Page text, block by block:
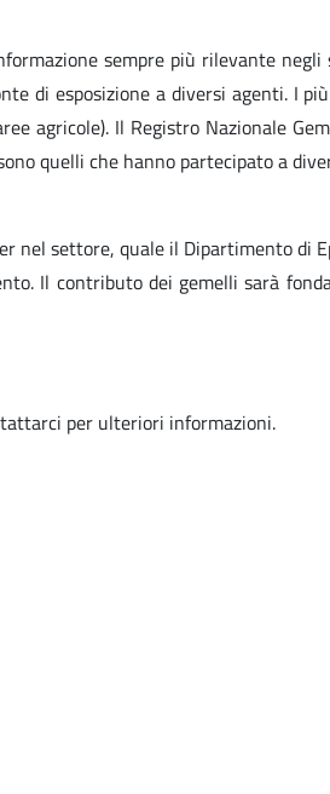
sempre più rilevante
di esposizione a diversi agenti. I
agricole). Il Registro Nazionale
quelli che hanno partecipato a
settore, quale il Dipartimento di
Il contributo dei gemelli sarà
per ulteriori informazioni.